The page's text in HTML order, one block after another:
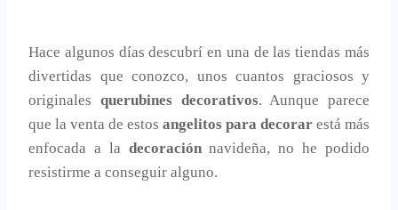
Hace algunos días descubrí en una de las tiendas más
divertidas que conozco, unos cuantos graciosos y
originales querubines decorativos. Aunque parece
que la venta de estos angelitos para decorar está más
enfocada a la decoraciónnavideña, no he podido
resistirme a conseguir alguno.